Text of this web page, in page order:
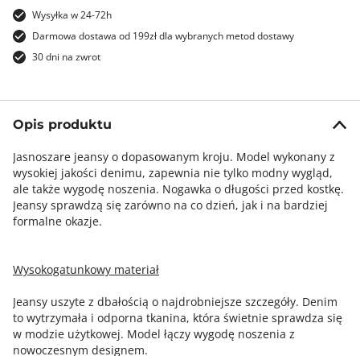
Wysyłka w 24-72h
Darmowa dostawa od 199zł dla wybranych metod dostawy
30 dni na zwrot
Opis produktu
Jasnoszare jeansy o dopasowanym kroju. Model wykonany z
wysokiej jakości denimu, zapewnia nie tylko modny wygląd,
ale także wygodę noszenia. Nogawka o długości przed kostkę.
Jeansy sprawdzą się zarówno na co dzień, jak i na bardziej
formalne okazje.
Wysokogatunkowy materiał
Jeansy uszyte z dbałością o najdrobniejsze szczegóły. Denim
to wytrzymała i odporna tkanina, która świetnie sprawdza się
w modzie użytkowej. Model łączy wygodę noszenia z
nowoczesnym designem.